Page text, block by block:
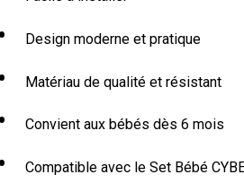
Design moderne et pratique
Matériau de qualité et résistant
Convient aux bébés dès 6 mois
Compatible avec le Set Bébé